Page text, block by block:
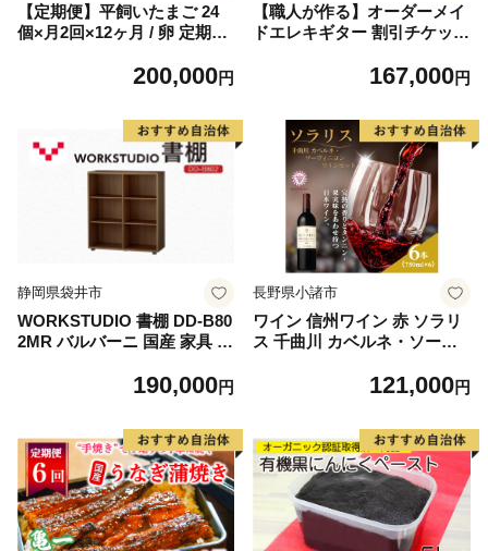
【定期便】平飼いたまご 24
個×月2回×12ヶ月 / 卵 定期便
uふぁーむ［BSCA020］
200,000円
【職人が作る】オーダーメイ
ドエレキギター 割引チケット
167,000円
静岡県袋井市
WORKSTUDIO 書棚 DD-B80
2MR バルバーニ 国産 家具 木
シンプル デザイン 静岡 袋井
190,000円
長野県小諸市
ワイン 信州ワイン 赤 ソラリ
ス 千曲川 カベルネ・ソーヴ
×6本 赤ワイン お酒 ぶどう酒
ィナー 飲み物 家飲み 宅飲み
121,000円